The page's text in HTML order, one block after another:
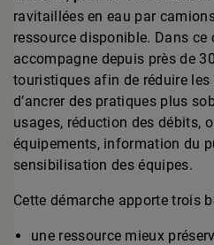
ravitaillées en eau par
ressource disponible. Dans ce
accompagne depuis près de
touristiques afin de réduire
d’ancrer des pratiques plus
usages, réduction des débits,
équipements, information du
sensibilisation des équipes.
Cette démarche apporte trois
une ressource mieux